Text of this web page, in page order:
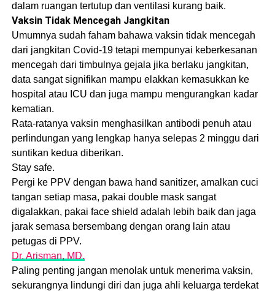
dalam ruangan tertutup dan ventilasi kurang baik.
Vaksin Tidak Mencegah Jangkitan
Umumnya sudah faham bahawa vaksin tidak mencegah
dari jangkitan Covid-19 tetapi mempunyai keberkesanan
mencegah dari timbulnya gejala jika berlaku jangkitan,
data sangat signifikan mampu elakkan kemasukkan ke
hospital atau ICU dan juga mampu mengurangkan kadar
kematian.
Rata-ratanya vaksin menghasilkan antibodi penuh atau
perlindungan yang lengkap hanya selepas 2 minggu dari
suntikan kedua diberikan.
Stay safe.
Pergi ke PPV dengan bawa hand sanitizer, amalkan cuci
tangan setiap masa, pakai double mask sangat
digalakkan, pakai face shield adalah lebih baik dan jaga
jarak semasa bersembang dengan orang lain atau
petugas di PPV.
Dr. Arisman, MD.
Paling penting jangan menolak untuk menerima vaksin,
sekurangnya lindungi diri dan juga ahli keluarga terdekat